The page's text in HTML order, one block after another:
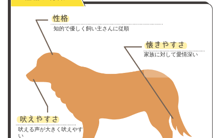
知的で優しく飼い主さんに従順
家族に対して愛情深い
吠える声が大きく吠えやす
い